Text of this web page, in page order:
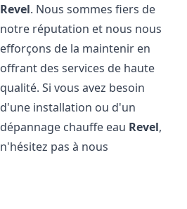
Revel. Nous sommes fiers de
notre réputation et nous nous
efforçons de la maintenir en
offrant des services de haute
qualité. Si vous avez besoin
d'une installation ou d'un
dépannage chauffe eau Revel,
n'hésitez pas à nous